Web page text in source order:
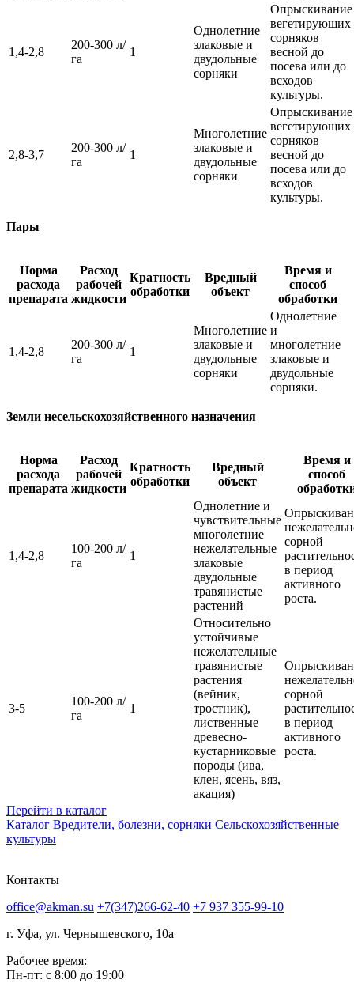
1,4-2,8
200-300 л/
га
1
Однолетние
злаковые и
двудольные
сорняки
Опрыскивание
вегетирующих
сорняков
весной до
посева или до
всходов
культуры.
2,8-3,7
200-300 л/
га
1
Многолетние
злаковые и
двудольные
сорняки
Опрыскивание
вегетирующих
сорняков
весной до
посева или до
всходов
культуры.
Пары
Норма
расхода
препарата
Расход
рабочей
жидкости
Кратность
обработки
Вредный
объект
Время и
способ
обработки
1,4-2,8
200-300 л/
га
1
Многолетние
злаковые и
двудольные
сорняки
Однолетние
и
многолетние
злаковые и
двудольные
сорняки.
Земли несельскохозяйственного назначения
Норма
расхода
препарата
Расход
рабочей
жидкости
Кратность
обработки
Вредный
объект
Время и
способ
1,4-2,8
100-200 л/
га
1
Однолетние и
чувствительные
многолетние
нежелательные
злаковые
двудольные
травянистые
растений
сорной
в период
активного
роста.
3-5
100-200 л/
га
1
Относительно
устойчивые
нежелательные
травянистые
растения
(вейник,
тростник),
лиственные
древесно-
кустарниковые
породы (ива,
клен, ясень, вяз,
акация)
сорной
в период
активного
роста.
Перейти в каталог
Каталог Вредители, болезни, сорняки Сельскохозяйственные
культуры
Контакты
office@akman.su +7(347)266-62-40 +7 937 355-99-10
г. Уфа, ул. Чернышевского, 10а
Рабочее время:
Пн-пт: с 8:00 до 19:00